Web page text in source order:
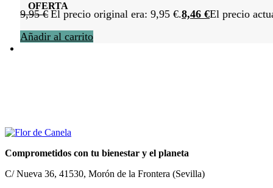
OFERTA
9,95€ El precio original era: 9,95 €.8,46 €El precio
Añadir al carrito
Comprometidos con tu bienestar y el planeta
C/ Nueva 36, 41530, Morón de la Frontera (Sevilla)